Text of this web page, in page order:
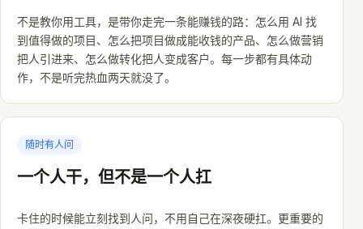
不是教你用工具，是带你走完一条能赚钱的路：怎么用 AI 找
到值得做的项目、怎么把项目做成能收钱的产品、怎么做营销
把人引进来、怎么做转化把人变成客户。每一步都有具体动
作，不是听完热血两天就没了。
随时有人问
一个人干，但不是一个人扛
卡住的时候能立刻找到人问，不用自己在深夜硬扛。更重要的